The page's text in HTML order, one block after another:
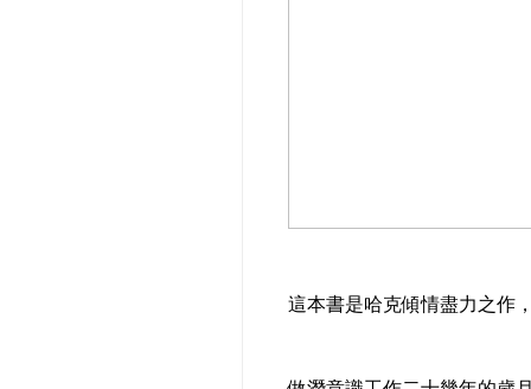
這本書是哈克傾情盡力之作